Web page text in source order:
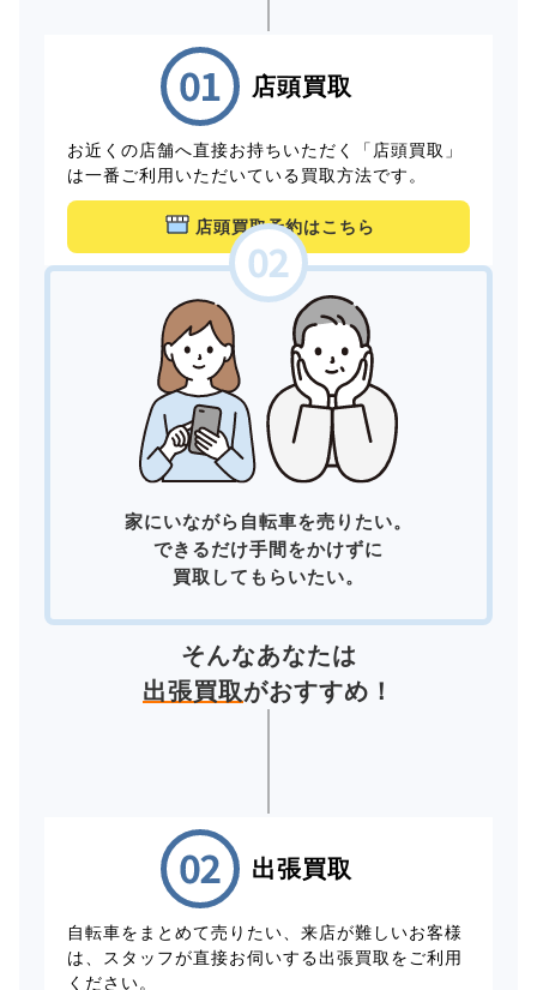
店頭買取
お近くの店舗へ直接お持ちいただく「店頭買取」
は一番ご利用いただいている買取方法です。
店頭買取予約はこちら
家にいながら自転車を売りたい。
できるだけ手間をかけずに
買取してもらいたい。
そんなあなたは
出張買取がおすすめ！
出張買取
自転車をまとめて売りたい、来店が難しいお客様
は、スタッフが直接お伺いする出張買取をご利用
ください。